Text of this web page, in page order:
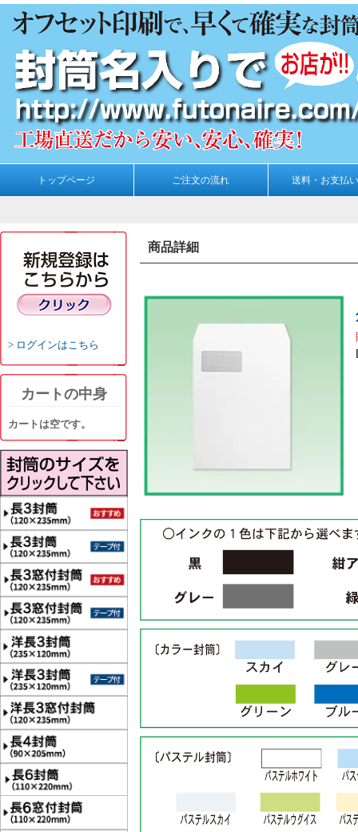
トップページ ご注文の流れ 送料・お支払
ログインはこちら
カートの中身
カートは空です。
商品詳細